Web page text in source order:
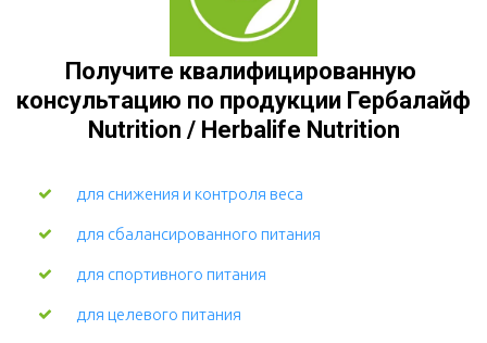
Получите квалифицированную
консультацию по продукции Гербалайф
Nutrition / Herbalife Nutrition
для снижения и контроля веса
для сбалансированного питания
для спортивного питания
для целевого питания